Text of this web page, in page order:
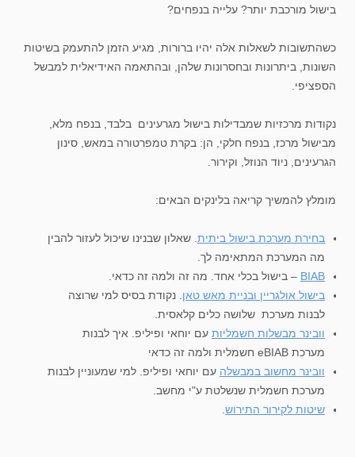
בישול מורכבת יותר? עלייה בנפחים?
כשהתשובות לשאלות אלה יהיו ברורות, מגיע הזמן להתעמק בשיטות
השונות, ביתרונות ובחסרונות שלהן, ובהתאמה האידיאלית למבשל
הספציפי.
נקודות מרכזיות שמבדילות בישול מגרעינים בלבד, בנפח מלא,
מבישול מרכז, בנפח חלקי, הן: בקרת טמפרטורה במאש, סינון
הגרעינים, ניוד הנוזל, וקירור.
מומלץ להמשיך קריאה בלינקים הבאים:
בחירת מערכת בישול ביתית . שאלון שבנינו שיכול לעזור להבין
מה המערכת המתאימה לך.
BIAB – בישול בכלי אחד. מה זה ולמה זה כדאי.
בישול אולגריין ובניית מאש טאן . נקודת בסיס למי שרוצה
לבנות מערכת שלושה כלים קלאסית.
וובינר מבשלות חשמליות עם יוחאי ופיליפ. איך לבנות
מערכת eBIAB חשמלית ולמה זה כדאי
וובינר מחשוב במבשלה עם יוחאי ופיליפ. למי שמעוניין לבנות
מערכת חשמלית שנשלטת ע"י מחשב.
שיטות לקירור התירוש